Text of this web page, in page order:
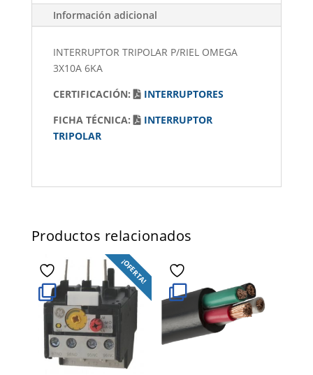
Información adicional
INTERRUPTOR TRIPOLAR P/RIEL OMEGA
3X10A 6KA
CERTIFICACIÓN:
INTERRUPTORES
FICHA TÉCNICA:
INTERRUPTOR
TRIPOLAR
Productos relacionados
¡OFERTA!